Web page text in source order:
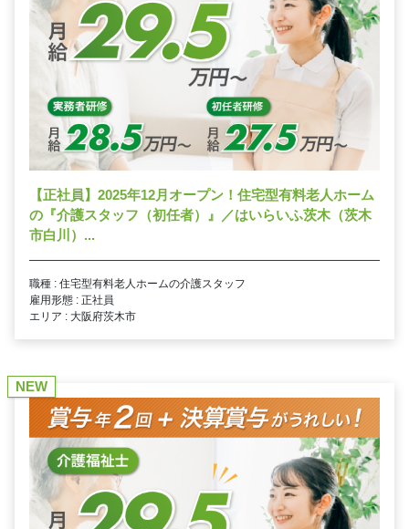
【正社員】2025年12月オープン！住宅型有料老人ホーム
の『介護スタッフ（初任者）』／はいらいふ茨木（茨木
市白川）...
職種 : 住宅型有料老人ホームの介護スタッフ
雇用形態 : 正社員
エリア : 大阪府茨木市
NEW